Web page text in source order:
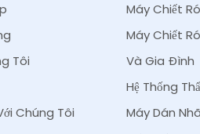
Tôi
Chúng Tôi
Máy Chiết
Máy Chiết
Và Gia Đình
Hệ Thống
Máy Dán